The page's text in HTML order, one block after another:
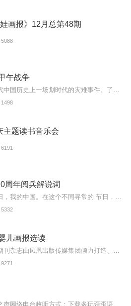
画报》12月总第48期
5088
午战争
1498
主题读书音乐会
6191
周年阅兵解说词
5332
儿画报选读
9271